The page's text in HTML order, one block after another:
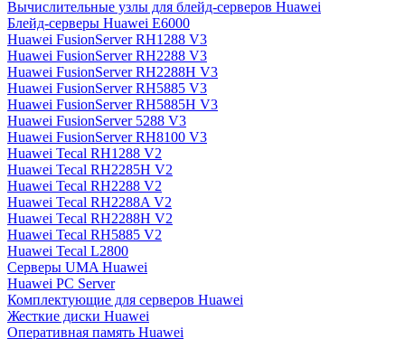
Вычислительные узлы для блейд-серверов Huawei
Блейд-серверы Huawei E6000
Huawei FusionServer RH1288 V3
Huawei FusionServer RH2288 V3
Huawei FusionServer RH2288H V3
Huawei FusionServer RH5885 V3
Huawei FusionServer RH5885H V3
Huawei FusionServer 5288 V3
Huawei FusionServer RH8100 V3
Huawei Tecal RH1288 V2
Huawei Tecal RH2285H V2
Huawei Tecal RH2288 V2
Huawei Tecal RH2288A V2
Huawei Tecal RH2288H V2
Huawei Tecal RH5885 V2
Huawei Tecal L2800
Серверы UMA Huawei
Huawei PC Server
Комплектующие для серверов Huawei
Жесткие диски Huawei
Оперативная память Huawei